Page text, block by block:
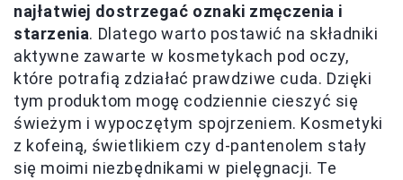
najłatwiej dostrzegać oznaki zmęczenia i
starzenia. Dlatego warto postawić na składniki
aktywne zawarte w kosmetykach pod oczy,
które potrafią zdziałać prawdziwe cuda. Dzięki
tym produktom mogę codziennie cieszyć się
świeżym i wypoczętym spojrzeniem. Kosmetyki
z kofeiną, świetlikiem czy d-pantenolem stały
się moimi niezbędnikami w pielęgnacji. Te